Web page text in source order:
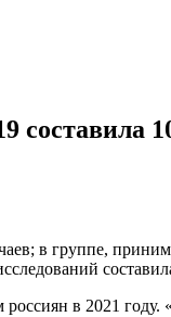
составила
в группе,
в 2021